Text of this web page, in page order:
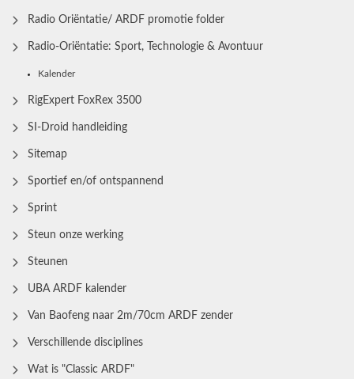
Radio Oriëntatie/ ARDF promotie folder
Radio‑Oriëntatie: Sport, Technologie & Avontuur
Kalender
RigExpert FoxRex 3500
SI-Droid handleiding
Sitemap
Sportief en/of ontspannend
Sprint
Steun onze werking
Steunen
UBA ARDF kalender
Van Baofeng naar 2m/70cm ARDF zender
Verschillende disciplines
Wat is "Classic ARDF"